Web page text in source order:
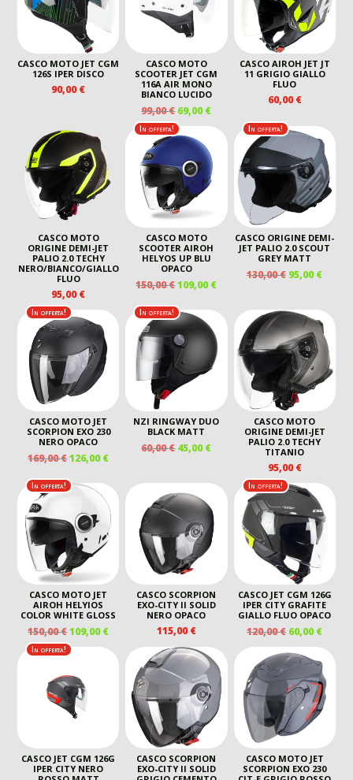
CASCO MOTO JET CGM
126S IPER DISCO
90,00€
CASCO MOTO
SCOOTER JET CGM
116A AIR MONO
BIANCO LUCIDO
99,00€ IL
PREZZO
ORIGINALE
ERA:
99,00 €.
69,00€IL
PREZZO
ATTUALE
È:
69,00 €.
CASCO AIROH JET JT
11 GRIGIO GIALLO
FLUO
60,00€
CASCO MOTO
ORIGINE DEMI-JET
PALIO 2.0 TECHY
NERO/BIANCO/GIALLO
FLUO
95,00€
In offerta!
CASCO MOTO
SCOOTER AIROH
HELYOS UP BLU
OPACO
150,00€IL
ORIGINALE
ERA:
150,00 €.
109,00€IL
ATTUALE
109,00 €.
In offerta!
CASCO ORIGINE DEMI-
JET PALIO 2.0 SCOUT
GREY MATT
130,00€ IL
ERA:
130,00 €.
95,00€IL
È:
95,00
In offerta!
CASCO MOTO JET
SCORPION EXO 230
NERO OPACO
169,00€IL
ORIGINALE
169,00 €.
126,00€IL
ATTUALE
126,00 €.
In offerta!
NZI RINGWAY DUO
BLACK MATT
60,00€ IL
ERA:
60,00 €.
45,00€IL
ATTUALE
È:
45,00 €.
CASCO MOTO
ORIGINE DEMI-JET
PALIO 2.0 TECHY
TITANIO
95,00€
In offerta!
CASCO MOTO JET
AIROH HELYIOS
COLOR WHITE GLOSS
150,00€IL
PREZZO
ORIGINALE
ERA:
150,00 €.
109,00€IL
PREZZO
ATTUALE
109,00 €.
CASCO SCORPION
EXO-CITY II SOLID
NERO OPACO
115,00€
In offerta!
CASCO JET CGM 126G
IPER CITY GRAFITE
GIALLO FLUO OPACO
120,00€ IL
PREZZO
ORIGINALE
120,00 €.
60,00€IL
È:
60,00
In offerta!
CASCO JET CGM 126G
IPER CITY NERO
CASCO SCORPION
EXO-CITY II SOLID
CASCO MOTO JET
SCORPION EXO 230